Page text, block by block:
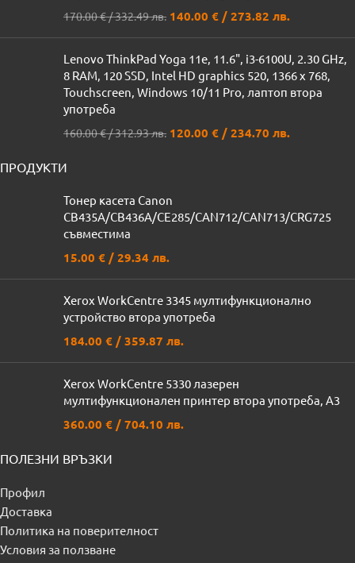
170.00€/ 332.49 лв. 140.00 € / 273.82 лв.
Lenovo ThinkPad Yoga 11e, 11.6", i3-6100U, 2.30 GHz,
8 RAM, 120 SSD, Intel HD graphics 520, 1366 x 768,
Touchscreen, Windows 10/11 Pro, лаптоп втора
употреба
160.00€/ 312.93 лв. 120.00 € / 234.70 лв.
ПРОДУКТИ
Тонер касета Canon
CB435A/CB436A/CE285/CAN712/CAN713/CRG725
съвместимa
15.00 € / 29.34 лв.
Xerox WorkCentre 3345 мултифункционално
устройство втора употреба
184.00 € / 359.87 лв.
Xerox WorkCentre 5330 лазерен
мултифункционален принтер втора употреба, A3
360.00 € / 704.10 лв.
ПОЛЕЗНИ ВРЪЗКИ
Профил
Доставка
Политика на поверителност
Условия за ползване